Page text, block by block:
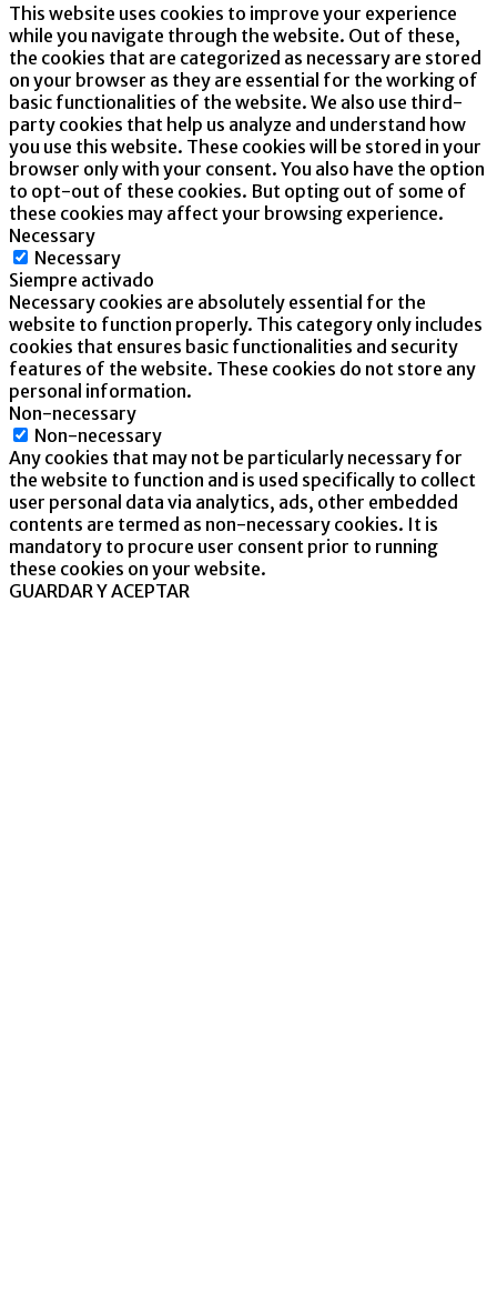
This website uses cookies to improve your experience
while you navigate through the website. Out of these,
the cookies that are categorized as necessary are stored
on your browser as they are essential for the working of
basic functionalities of the website. We also use third-
party cookies that help us analyze and understand how
you use this website. These cookies will be stored in your
browser only with your consent. You also have the option
to opt-out of these cookies. But opting out of some of
these cookies may affect your browsing experience.
Necessary
Necessary
Siempre activado
Necessary cookies are absolutely essential for the
website to function properly. This category only includes
cookies that ensures basic functionalities and security
features of the website. These cookies do not store any
personal information.
Non-necessary
Non-necessary
Any cookies that may not be particularly necessary for
the website to function and is used specifically to collect
user personal data via analytics, ads, other embedded
contents are termed as non-necessary cookies. It is
mandatory to procure user consent prior to running
these cookies on your website.
GUARDAR Y ACEPTAR